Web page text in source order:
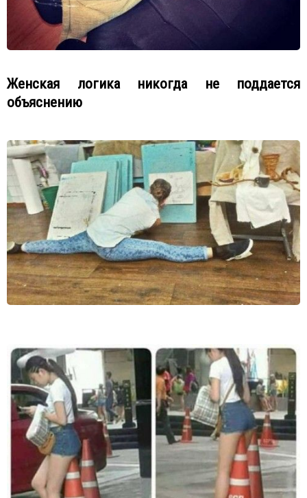
Женская логика никогда не поддается
объяснению